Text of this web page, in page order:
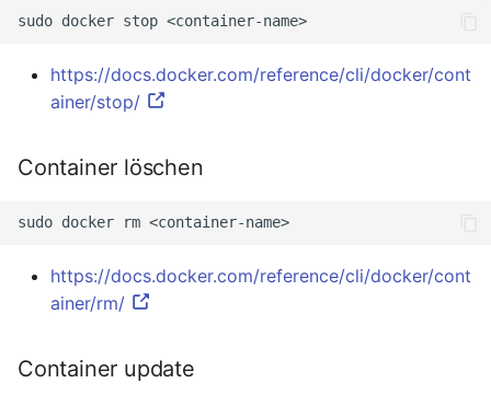
sudo docker stop
https://docs.docker.com/reference/cli/docker/cont
ainer/stop/
Container löschen
sudo docker rm
https://docs.docker.com/reference/cli/docker/cont
ainer/rm/
Container update